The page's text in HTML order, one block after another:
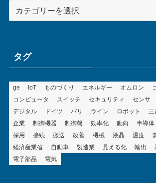
テ
ータグ
ge IoT ものづくり エネルギー オムロン
コンピュータ
スイッチ セキュリティ センサ
デジタル
ドイツ バリ ライン ロボット 三
企業
制御機器 制御盤 効率化 動向 半導体
採用
接続 搬送 改善 機械 液晶 温度
経済産業省
自動車 製造業 見える化 輸出
電子部品
電気